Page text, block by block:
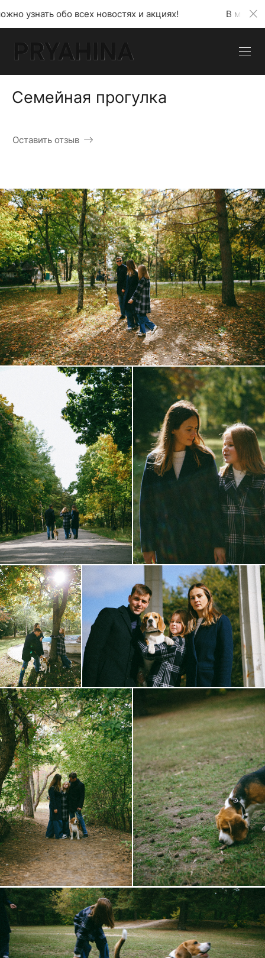
обо всех новостях и акциях! В моем
Семейная прогулка
Оставить отзыв